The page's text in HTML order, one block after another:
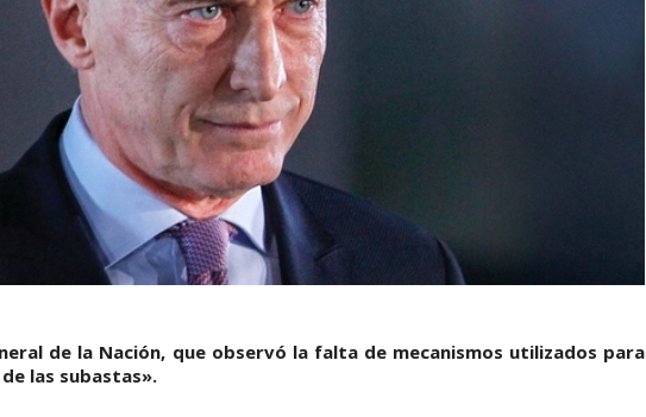
de la Nación, que observó la falta de mecanismos utilizados para
las subastas».